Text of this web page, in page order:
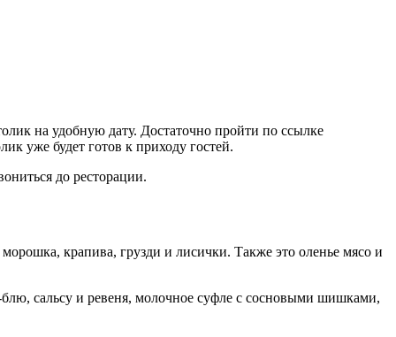
на удобную дату. Достаточно пройти по ссылке
уже будет готов к приходу гостей.
до ресторации.
крапива, грузди и лисички. Также это оленье мясо и
блю, сальсу и ревеня, молочное суфле с сосновыми шишками,